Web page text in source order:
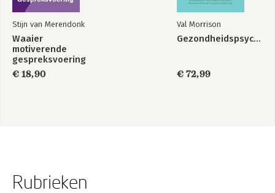
Stijn van Merendonk
Waaier
motiverende
gespreksvoering
€ 18,90
Val Morrison
Gezondheidspsychologie
€ 72,99
Rubrieken